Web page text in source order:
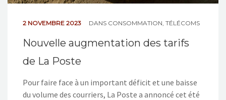
2 NOVEMBRE 2023 DANS CONSOMMATION TÉLÉCOMS
Nouvelle augmentation des tarifs
de La Poste
Pour faire face à un important déficit et une baisse
du volume des courriers, La Poste a annoncé cet été